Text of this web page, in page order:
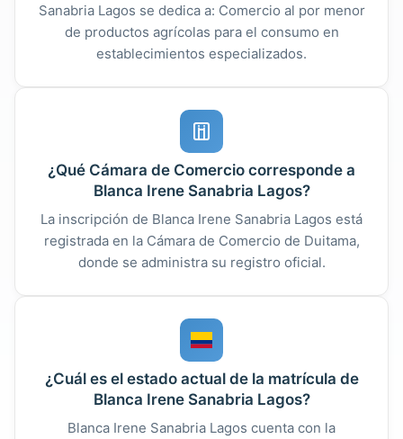
Sanabria Lagos se dedica a: Comercio al por menor
de productos agrícolas para el consumo en
establecimientos especializados.
¿Qué Cámara de Comercio corresponde a
Blanca Irene Sanabria Lagos?
La inscripción de Blanca Irene Sanabria Lagos está
registrada en la Cámara de Comercio de Duitama,
donde se administra su registro oficial.
¿Cuál es el estado actual de la matrícula de
Blanca Irene Sanabria Lagos?
Blanca Irene Sanabria Lagos cuenta con la